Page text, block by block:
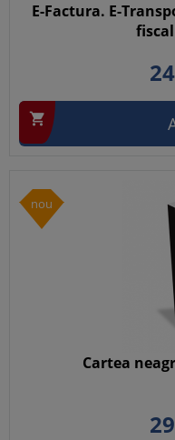
E-Factura. E-

nou
Cartea